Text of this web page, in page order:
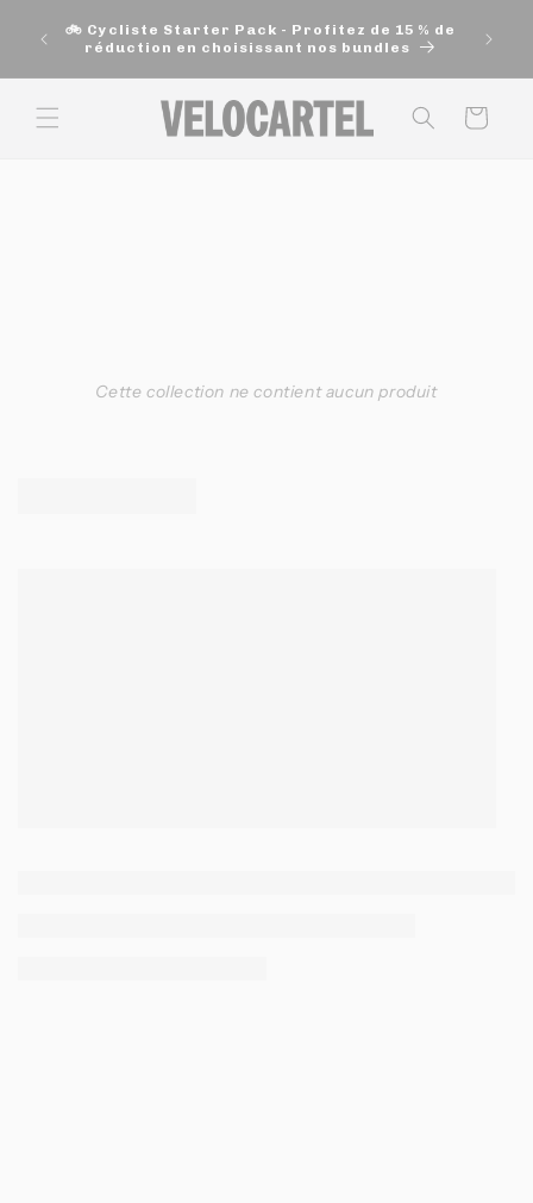
passer
au
🚲 Cycliste Starter Pack - Profitez de 15 % de
réduction en choisissant nos bundles
200$
Panier
Cette collection ne contient aucun produit